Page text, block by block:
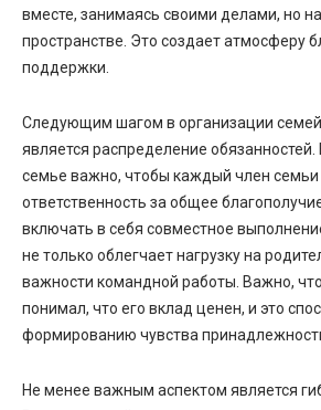
вместе, занимаясь своими делами, но
пространстве. Это создает атмосферу
поддержки.
Следующим шагом в организации
является распределение
семье важно, чтобы каждый член семьи
ответственность за общее
включать в себя совместное
не только облегчает нагрузку на
важности командной работы. Важно,
понимал, что его вклад ценен, и это
формированию чувства
Не менее важным аспектом является